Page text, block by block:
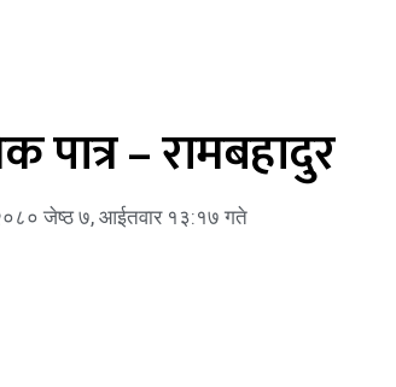
पात्र – रामबहादुर
जेष्ठ ७, आईतवार १३:१७ गते